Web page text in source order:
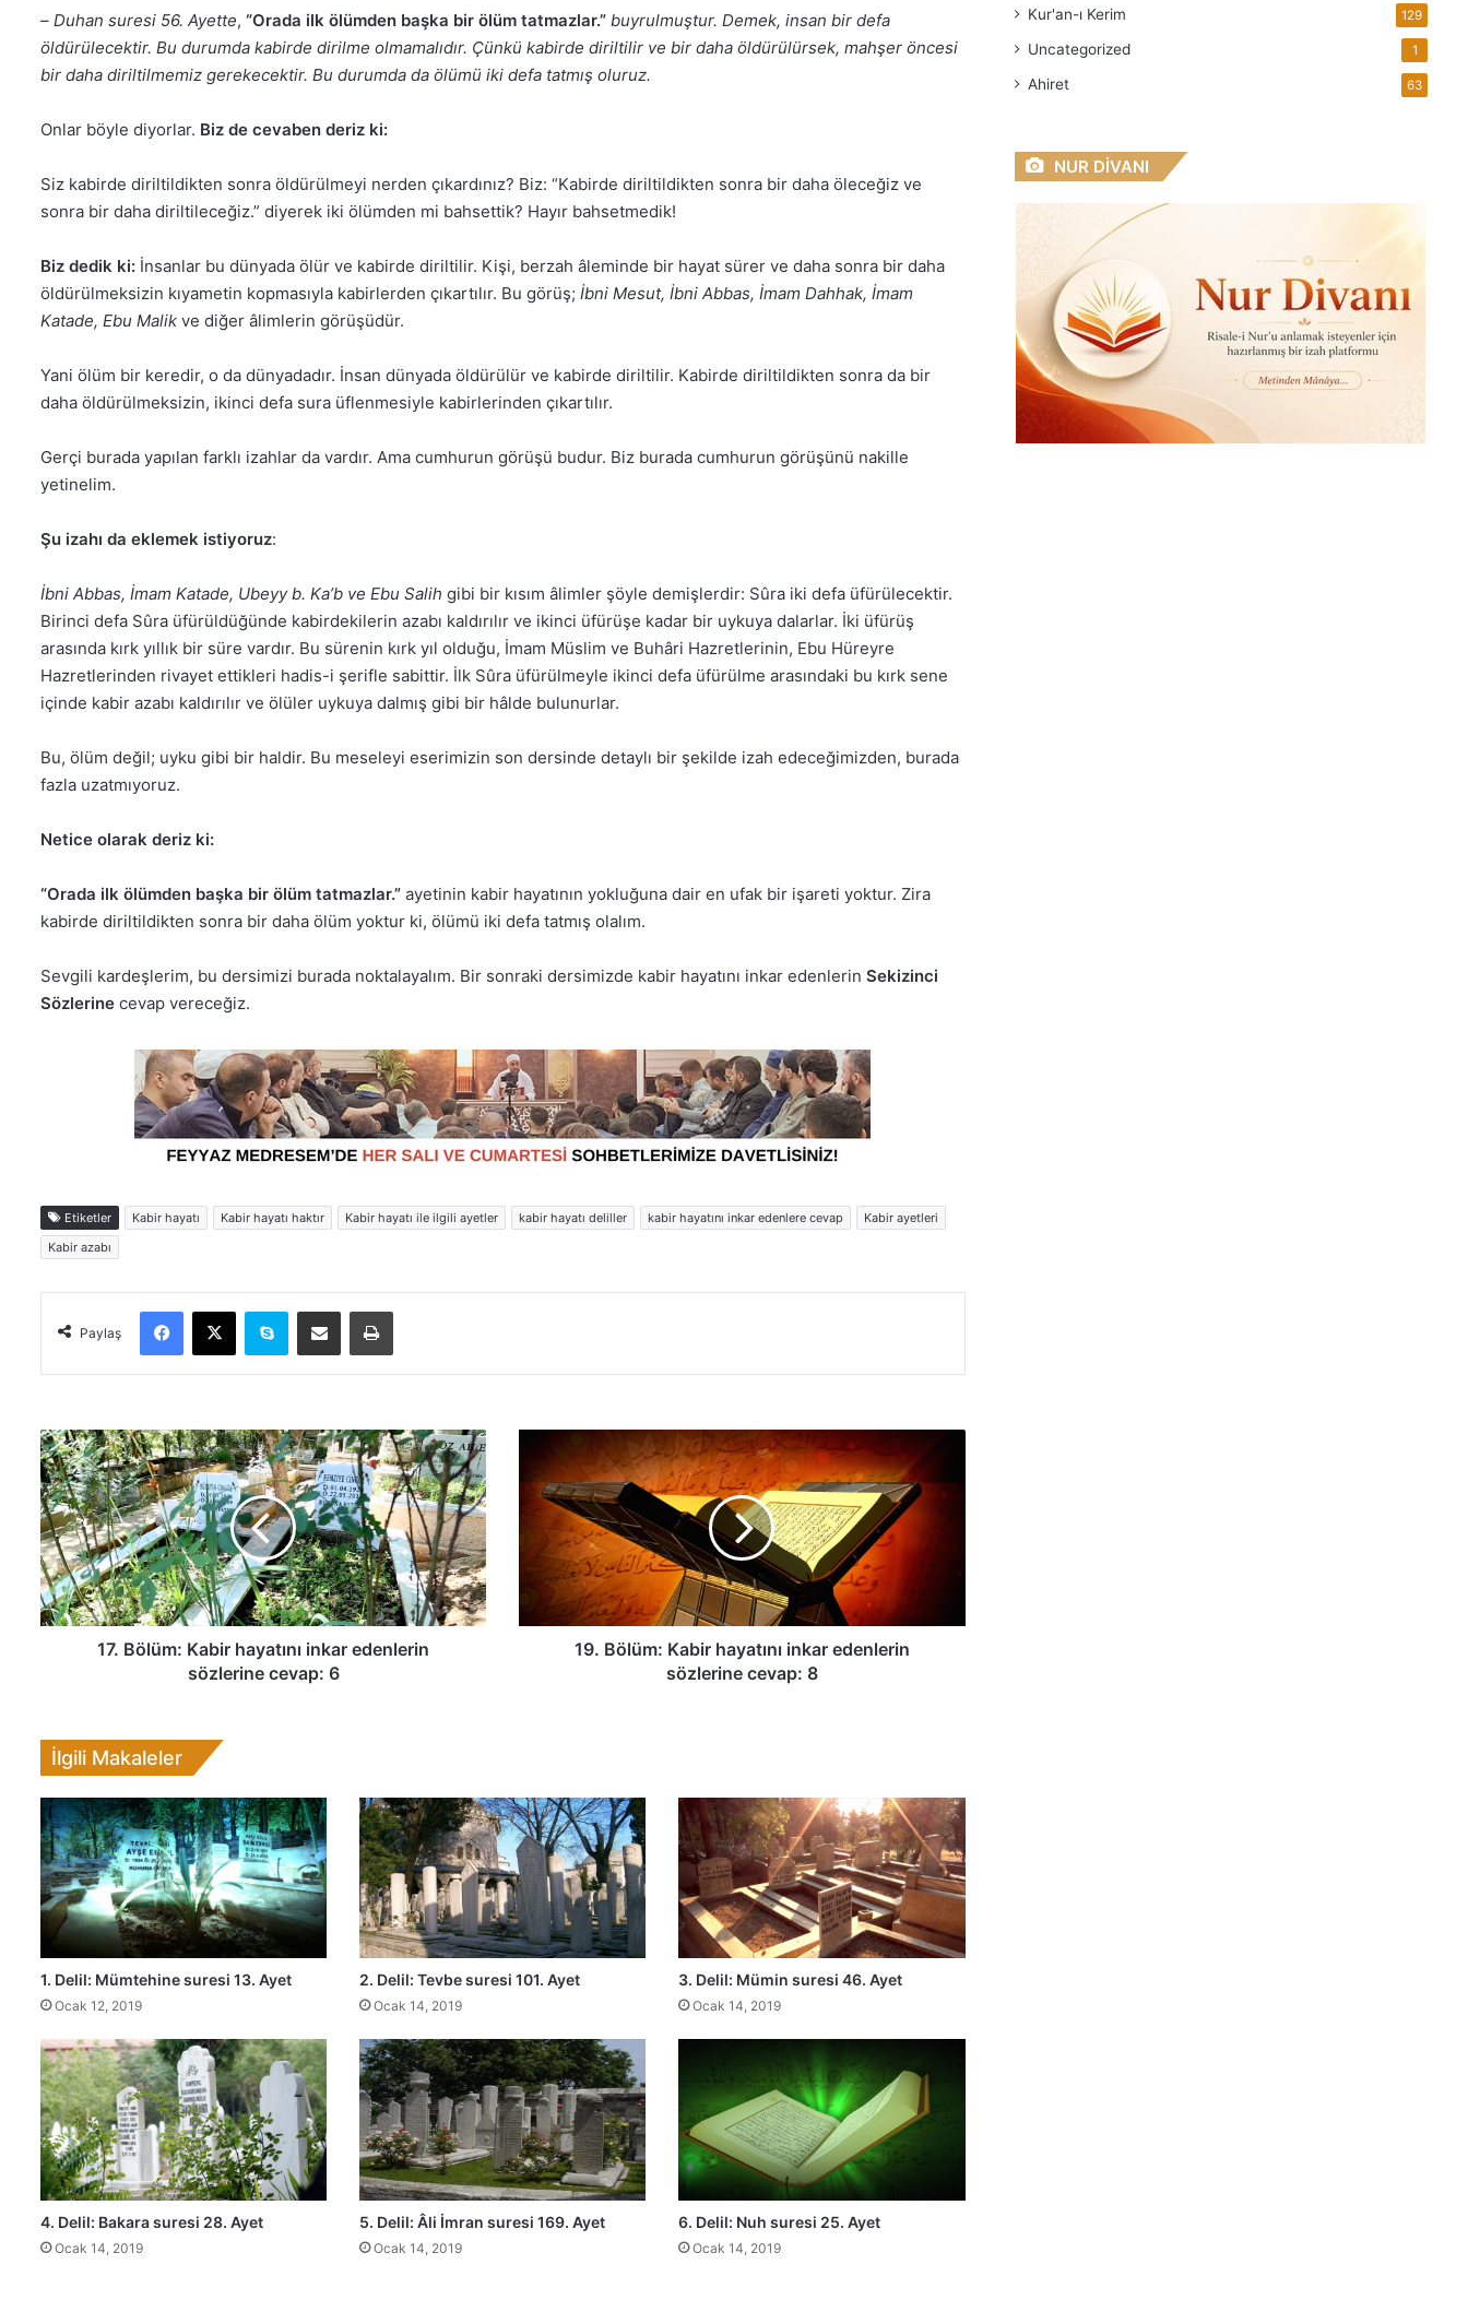
– Duhan suresi 56. Ayette, “Orada ilk ölümden başka bir ölüm tatmazlar.” buyrulmuştur. Demek, insan bir defa
öldürülecektir. Bu durumda kabirde dirilme olmamalıdır. Çünkü kabirde diriltilir ve bir daha öldürülürsek, mahşer öncesi
bir daha diriltilmemiz gerekecektir. Bu durumda da ölümü iki defa tatmış oluruz.
Onlar böyle diyorlar. Biz de cevaben deriz ki:
Siz kabirde diriltildikten sonra öldürülmeyi nerden çıkardınız? Biz: “Kabirde diriltildikten sonra bir daha öleceğiz ve
sonra bir daha diriltileceğiz.” diyerek iki ölümden mi bahsettik? Hayır bahsetmedik!
Biz dedik ki: İnsanlar bu dünyada ölür ve kabirde diriltilir. Kişi, berzah âleminde bir hayat sürer ve daha sonra bir daha
öldürülmeksizin kıyametin kopmasıyla kabirlerden çıkartılır. Bu görüş; İbni Mesut, İbni Abbas, İmam Dahhak, İmam
Katade, Ebu Malik ve diğer âlimlerin görüşüdür.
Yani ölüm bir keredir, o da dünyadadır. İnsan dünyada öldürülür ve kabirde diriltilir. Kabirde diriltildikten sonra da bir
daha öldürülmeksizin, ikinci defa sura üflenmesiyle kabirlerinden çıkartılır.
Gerçi burada yapılan farklı izahlar da vardır. Ama cumhurun görüşü budur. Biz burada cumhurun görüşünü nakille
yetinelim.
Şu izahı da eklemek istiyoruz:
İbni Abbas, İmam Katade, Ubeyy b. Ka’b ve Ebu Salih gibi bir kısım âlimler şöyle demişlerdir: Sûra iki defa üfürülecektir.
Birinci defa Sûra üfürüldüğünde kabirdekilerin azabı kaldırılır ve ikinci üfürüşe kadar bir uykuya dalarlar. İki üfürüş
arasında kırk yıllık bir süre vardır. Bu sürenin kırk yıl olduğu, İmam Müslim ve Buhâri Hazretlerinin, Ebu Hüreyre
Hazretlerinden rivayet ettikleri hadis-i şerifle sabittir. İlk Sûra üfürülmeyle ikinci defa üfürülme arasındaki bu kırk sene
içinde kabir azabı kaldırılır ve ölüler uykuya dalmış gibi bir hâlde bulunurlar.
Bu, ölüm değil; uyku gibi bir haldir. Bu meseleyi eserimizin son dersinde detaylı bir şekilde izah edeceğimizden, burada
fazla uzatmıyoruz.
Netice olarak deriz ki:
“Orada ilk ölümden başka bir ölüm tatmazlar.” ayetinin kabir hayatının yokluğuna dair en ufak bir işareti yoktur. Zira
kabirde diriltildikten sonra bir daha ölüm yoktur ki, ölümü iki defa tatmış olalım.
Sevgili kardeşlerim, bu dersimizi burada noktalayalım. Bir sonraki dersimizde kabir hayatını inkar edenlerin Sekizinci
Sözlerine cevap vereceğiz.
Etiketler Kabir hayatı Kabir hayatı haktır Kabir hayatı ile ilgili ayetler kabir hayatı deliller kabir hayatını inkar edenlere cevap
Kabir ayetleri
Kabir azabı
Paylaş
1
7
.
B
ö
l
ü
m
:
r
y
a
t
ı
n
k
a
r
e
d
e
n
l
e
r
i
n
17. Bölüm: Kabir hayatını inkar edenlerin
sözlerine cevap: 6
.
:
y
a
t
ı
n
ı
i
k
r
e
d
e
n
l
e
r
i
19. Bölüm: Kabir hayatını inkar edenlerin
sözlerine cevap: 8
İlgili Makaleler
1. Delil: Mümtehine suresi 13. Ayet
Ocak 12, 2019
2. Delil: Tevbe suresi 101. Ayet
Ocak 14, 2019
3. Delil: Mümin suresi 46. Ayet
Ocak 14, 2019
4. Delil: Bakara suresi 28. Ayet
Ocak 14, 2019
5. Delil: Âli İmran suresi 169. Ayet
Ocak 14, 2019
6. Delil: Nuh suresi 25. Ayet
Ocak 14, 2019
Kur'an-ı Kerim 129
Uncategorized 1
Ahiret 63
NUR DİVANI